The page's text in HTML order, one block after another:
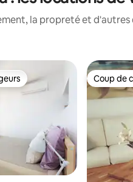
la propreté et
parmi les plus aimésCoup de
Coup de